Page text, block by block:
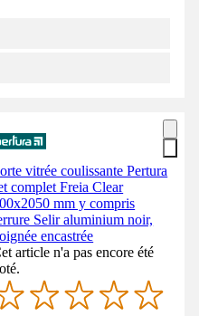
vitrée coulissante Pertura
complet Freia Clear
mm y compris
Selir aluminium noir,
encastrée
article n'a pas encore été